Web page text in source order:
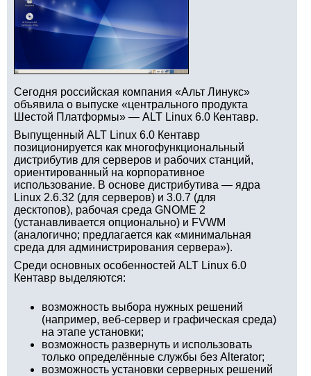
Сегодня российская компания «Альт Линукс»
объявила о выпуске «центрального продукта
Шестой Платформы» — ALT Linux 6.0 Кентавр.
Выпущенный ALT Linux 6.0 Кентавр
позиционируется как многофункциональный
дистрибутив для серверов и рабочих станций,
ориентированный на корпоративное
использование. В основе дистрибутива — ядра
Linux 2.6.32 (для серверов) и 3.0.7 (для
десктопов), рабочая среда GNOME 2
(устанавливается опционально) и FVWM
(аналогично; предлагается как «минимальная
среда для администрирования сервера»).
Среди основных особенностей ALT Linux 6.0
Кентавр выделяются:
возможность выбора нужных решений
(например, веб-сервер и графическая среда)
на этапе установки;
возможность развернуть и использовать
только определённые службы без Alterator;
возможность установки серверных решений